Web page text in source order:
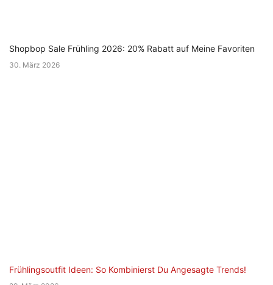
Shopbop Sale Frühling 2026: 20% Rabatt auf Meine Favoriten
30. März 2026
Frühlingsoutfit Ideen: So Kombinierst Du Angesagte Trends!